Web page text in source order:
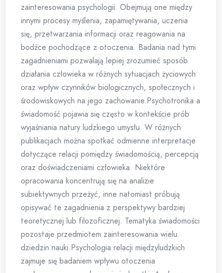
zainteresowania psychologii. Obejmują one między
innymi procesy myślenia, zapamiętywania, uczenia
się, przetwarzania informacji oraz reagowania na
bodźce pochodzące z otoczenia. Badania nad tymi
zagadnieniami pozwalają lepiej zrozumieć sposób
działania człowieka w różnych sytuacjach życiowych
oraz wpływ czynników biologicznych, społecznych i
środowiskowych na jego zachowanie.Psychotronika a
świadomość pojawia się często w kontekście prób
wyjaśniania natury ludzkiego umysłu. W różnych
publikacjach można spotkać odmienne interpretacje
dotyczące relacji pomiędzy świadomością, percepcją
oraz doświadczeniami człowieka. Niektóre
opracowania koncentrują się na analizie
subiektywnych przeżyć, inne natomiast próbują
opisywać te zagadnienia z perspektywy bardziej
teoretycznej lub filozoficznej. Tematyka świadomości
pozostaje przedmiotem zainteresowania wielu
dziedzin nauki.Psychologia relacji międzyludzkich
zajmuje się badaniem wpływu otoczenia